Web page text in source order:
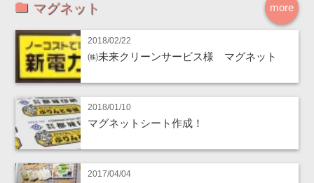
more
マグネット
2018/02/22
㈱未来クリーンサービス様 マグネット
2018/01/10
マグネットシート作成！
2017/04/04